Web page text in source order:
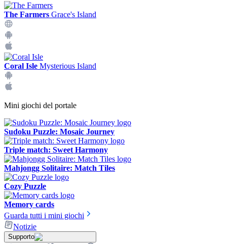
The Farmers Grace's Island
Coral Isle Mysterious Island
Mini giochi del portale
Sudoku Puzzle: Mosaic Journey
Triple match: Sweet Harmony
Mahjongg Solitaire: Match Tiles
Cozy Puzzle
Memory cards
Guarda tutti i mini giochi
Notizie
Supporto